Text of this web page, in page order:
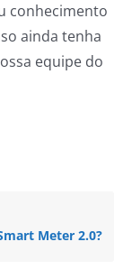
conhecimento
ainda tenha
equipe do
Meter 2.0?